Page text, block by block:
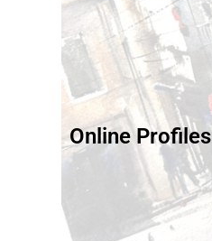
Online Profiles